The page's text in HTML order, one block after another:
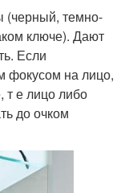
(черный, темно-
ключе). Дают
Если
фокусом на лицо,
т е лицо либо
до очком